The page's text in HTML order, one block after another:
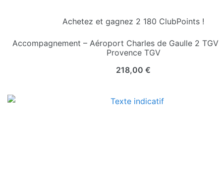
Achetez et gagnez 2 180 ClubPoints !
Accompagnement – Aéroport Charles de Gaulle 2
Provence TGV
218,00 €